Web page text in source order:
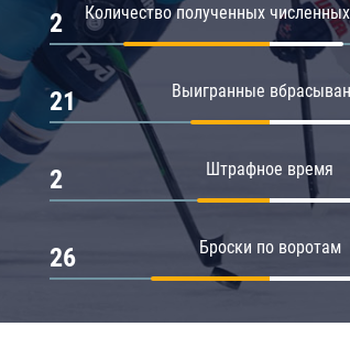
Количество полученных
2
Выигранные
21
Штрафное время
2
Броски по воротам
26